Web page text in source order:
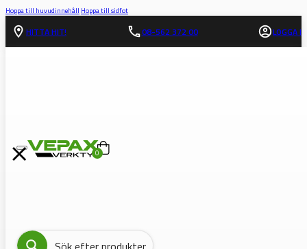
Hoppa till huvudinnehåll Hoppa till sidfot
HITTA HIT! 08-562 372 00 LOGGA IN
0